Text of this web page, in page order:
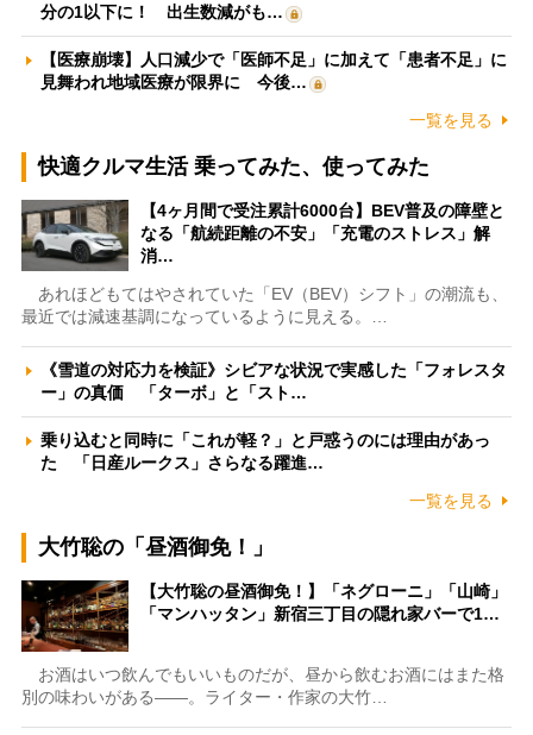
分の1以下に！ 出生数減がも…
【医療崩壊】人口減少で「医師不足」に加えて「患者不足」に
見舞われ地域医療が限界に 今後…
一覧を見る
快適クルマ生活 乗ってみた、使ってみた
【4ヶ月間で受注累計6000台】BEV普及の障壁と
なる「航続距離の不安」「充電のストレス」解
消…
あれほどもてはやされていた「EV（BEV）シフト」の潮流も、
最近では減速基調になっているように見える。…
《雪道の対応力を検証》シビアな状況で実感した「フォレスタ
ー」の真価 「ターボ」と「スト…
乗り込むと同時に「これが軽？」と戸惑うのには理由があっ
た 「日産ルークス」さらなる躍進…
一覧を見る
大竹聡の「昼酒御免！」
【大竹聡の昼酒御免！】「ネグローニ」「山崎」
「マンハッタン」新宿三丁目の隠れ家バーで1…
お酒はいつ飲んでもいいものだが、昼から飲むお酒にはまた格
別の味わいがある――。ライター・作家の大竹…